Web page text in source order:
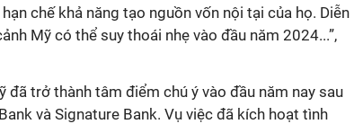
chế khả năng tạo nguồn vốn nội tại của họ. Diễn
Mỹ có thể suy thoái nhẹ vào đầu năm 2024...”,
đã trở thành tâm điểm chú ý vào đầu năm nay sau
và Signature Bank. Vụ việc đã kích hoạt tình